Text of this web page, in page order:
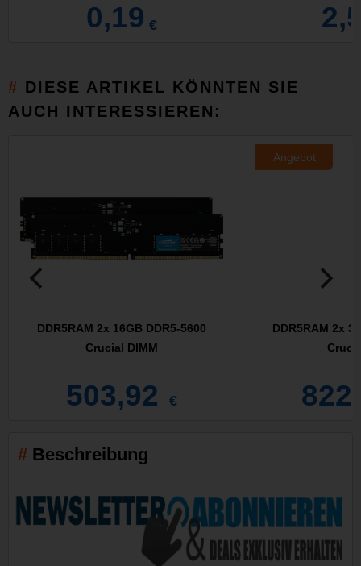
0,19 €
DIESE ARTIKEL KÖNNTEN SIE
AUCH INTERESSIEREN:
DDR5RAM 2x 16GB DDR5-5600
Crucial DIMM
503,92 €
Angebot
DDR5RAM 2x
Beschreibung